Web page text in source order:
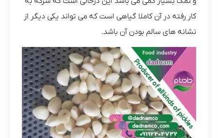
کار رفته در آن کاملا گیاهی است که می تواند یکی دیگر از
نشانه های سالم بودن آن باشد.